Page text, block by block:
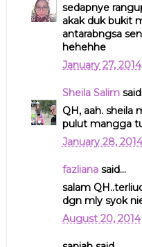
sedapnye
akak duk bukit
antarabngsa
hehehhe
January 27,
Sheila Salim
QH, aah. sheila
pulut mangga
January 28,
fazlianasaid...
salam
dgn mly syok
August 20,